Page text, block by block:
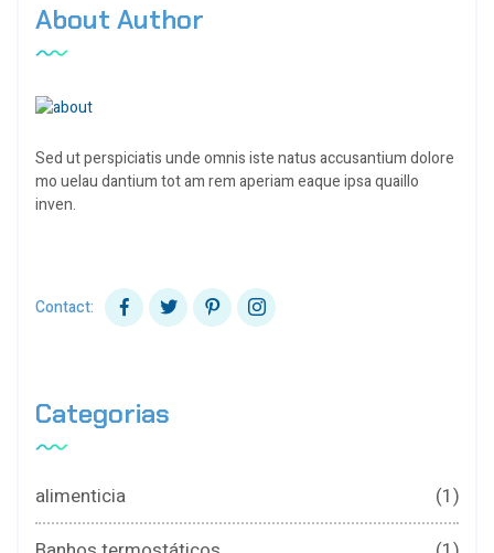
About Author
Sed ut perspiciatis unde omnis iste natus accusantium dolore
mo uelau dantium tot am rem aperiam eaque ipsa quaillo
inven.
Contact:
Categorias
alimenticia
(1)